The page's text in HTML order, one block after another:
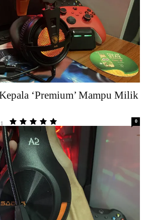
‘Premium’ Mampu Milik
0